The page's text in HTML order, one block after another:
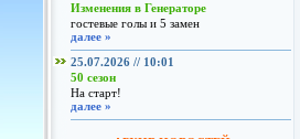
Изменения в Генераторе
гостевые голы и 5 замен
далее »
25.07.2026 // 10:01
50 сезон
На старт!
далее »